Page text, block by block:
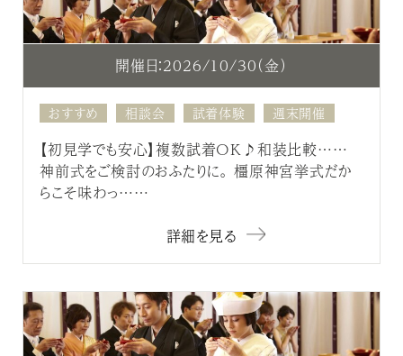
開催日：2026/10/30（金）
おすすめ 相談会 試着体験 週末開催
【初見学でも安心】複数試着OK♪和装比較……
神前式をご検討のおふたりに。 橿原神宮挙式だか
らこそ味わっ……
詳細を見る